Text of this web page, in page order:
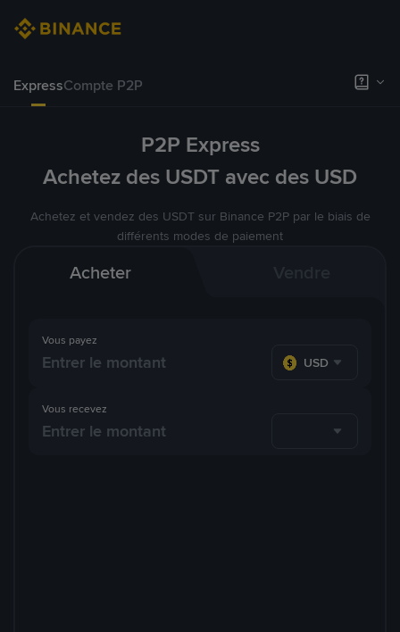
ExpressCompte P2P
P2P Express
Achetez des USDT avec des USD
Achetez et vendez des USDT sur Binance P2P par le biais de
différents modes de paiement
Acheter
Vous payez
USD
Vous recevez